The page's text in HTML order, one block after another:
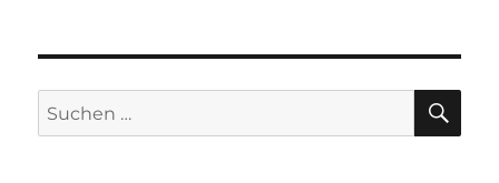
Tag
Suchen
nach: